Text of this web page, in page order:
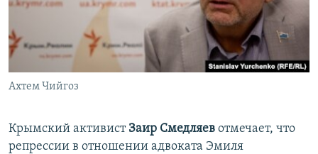
Ахтем Чийгоз
Крымский активист Заир Смедляев отмечает, что
репрессии в отношении адвоката Эмиля